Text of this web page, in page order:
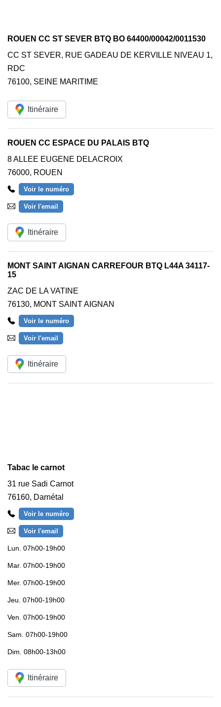
ROUEN CC ST SEVER BTQ BO 64400/00042/0011530
CC ST SEVER, RUE GADEAU DE KERVILLE NIVEAU 1,
RDC
76100, SEINE MARITIME
Itinéraire
ROUEN CC ESPACE DU PALAIS BTQ
8 ALLEE EUGENE DELACROIX
76000, ROUEN
Voir le numéro
Voir l'email
Itinéraire
MONT SAINT AIGNAN CARREFOUR BTQ L44A 34117-
15
ZAC DE LA VATINE
76130, MONT SAINT AIGNAN
Voir le numéro
Voir l'email
Itinéraire
Tabac le carnot
31 rue Sadi Carnot
76160, Darnétal
Voir le numéro
Voir l'email
Lun. 07h00-19h00
Mar. 07h00-19h00
Mer. 07h00-19h00
Jeu. 07h00-19h00
Ven. 07h00-19h00
Sam. 07h00-19h00
Dim. 08h00-13h00
Itinéraire